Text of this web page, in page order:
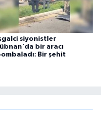
siyonistler
bir aracı
Bir şehit